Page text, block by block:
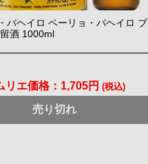
バヘイロ ベーリョ・バヘイロ ブ
酒 1000ml
リエ価格： 1,705円 (税込)
売り切れ